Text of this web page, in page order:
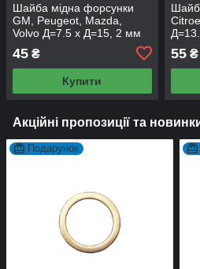
Шайба мідна форсунки
GM, Peugeot, Mazda,
Volvo Д=7.5 х Д=15, 2 мм
45 ₴
Купити
55₴
Акційні пропозиції та
Подарунок